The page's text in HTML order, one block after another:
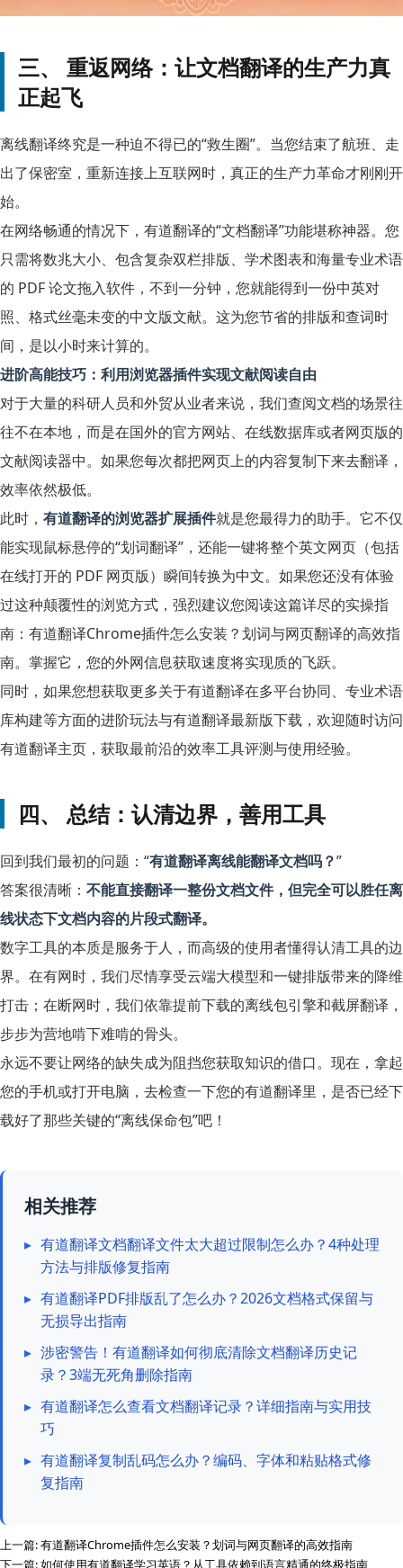
三、 重返网络：让文档翻译的生产力真
正起飞
离线翻译终究是一种迫不得已的“救生圈”。当您结束了航班、走
出了保密室，重新连接上互联网时，真正的生产力革命才刚刚开
始。
在网络畅通的情况下，有道翻译的“文档翻译”功能堪称神器。您
只需将数兆大小、包含复杂双栏排版、学术图表和海量专业术语
的 PDF 论文拖入软件，不到一分钟，您就能得到一份中英对
照、格式丝毫未变的中文版文献。这为您节省的排版和查词时
间，是以小时来计算的。
进阶高能技巧：利用浏览器插件实现文献阅读自由
对于大量的科研人员和外贸从业者来说，我们查阅文档的场景往
往不在本地，而是在国外的官方网站、在线数据库或者网页版的
文献阅读器中。如果您每次都把网页上的内容复制下来去翻译，
效率依然极低。
此时， 有道翻译的浏览器扩展插件就是您最得力的助手。它不仅
能实现鼠标悬停的“划词翻译”，还能一键将整个英文网页（包括
在线打开的 PDF 网页版）瞬间转换为中文。如果您还没有体验
过这种颠覆性的浏览方式，强烈建议您阅读这篇详尽的实操指
南： 有道翻译Chrome插件怎么安装？划词与网页翻译的高效指
南。掌握它，您的外网信息获取速度将实现质的飞跃。
同时，如果您想获取更多关于有道翻译在多平台协同、专业术语
库构建等方面的进阶玩法与有道翻译最新版下载，欢迎随时访问
有道翻译主页 ，获取最前沿的效率工具评测与使用经验。
四、 总结：认清边界，善用工具
回到我们最初的问题：“有道翻译离线能翻译文档吗？”
答案很清晰： 不能直接翻译一整份文档文件，但完全可以胜任离
线状态下文档内容的片段式翻译。
数字工具的本质是服务于人，而高级的使用者懂得认清工具的边
界。在有网时，我们尽情享受云端大模型和一键排版带来的降维
打击；在断网时，我们依靠提前下载的离线包引擎和截屏翻译，
步步为营地啃下难啃的骨头。
永远不要让网络的缺失成为阻挡您获取知识的借口。现在，拿起
您的手机或打开电脑，去检查一下您的有道翻译里，是否已经下
载好了那些关键的“离线保命包”吧！
相关推荐
▸ 有道翻译文档翻译文件太大超过限制怎么办？4种处理
方法与排版修复指南
▸ 有道翻译PDF排版乱了怎么办？2026文档格式保留与
无损导出指南
▸ 涉密警告！有道翻译如何彻底清除文档翻译历史记
录？3端无死角删除指南
▸ 有道翻译怎么查看文档翻译记录？详细指南与实用技
巧
▸ 有道翻译复制乱码怎么办？编码、字体和粘贴格式修
复指南
上一篇:有道翻译Chrome插件怎么安装？划词与网页翻译的高效指南
下一篇:如何使用有道翻译学习英语？从工具依赖到语言精通的终极指南